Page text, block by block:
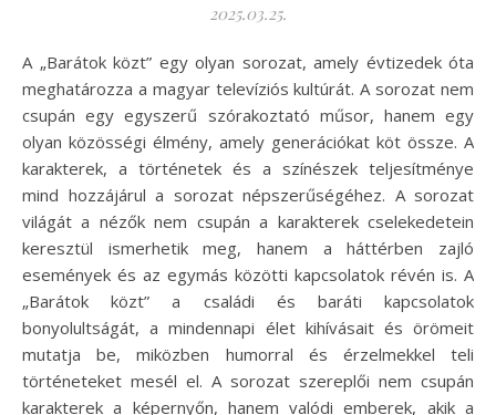
2025.03.25.
A „Barátok közt” egy olyan sorozat, amely évtizedek óta
meghatározza a magyar televíziós kultúrát. A sorozat nem
csupán egy egyszerű szórakoztató műsor, hanem egy
olyan közösségi élmény, amely generációkat köt össze. A
karakterek, a történetek és a színészek teljesítménye
mind hozzájárul a sorozat népszerűségéhez. A sorozat
világát a nézők nem csupán a karakterek cselekedetein
keresztül ismerhetik meg, hanem a háttérben zajló
események és az egymás közötti kapcsolatok révén is. A
„Barátok közt” a családi és baráti kapcsolatok
bonyolultságát, a mindennapi élet kihívásait és örömeit
mutatja be, miközben humorral és érzelmekkel teli
történeteket mesél el. A sorozat szereplői nem csupán
karakterek a képernyőn, hanem valódi emberek, akik a